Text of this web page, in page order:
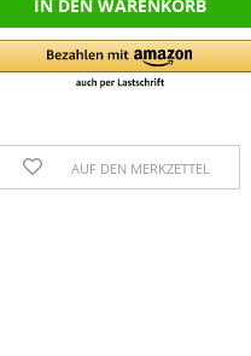
AUF DEN MERKZETTEL